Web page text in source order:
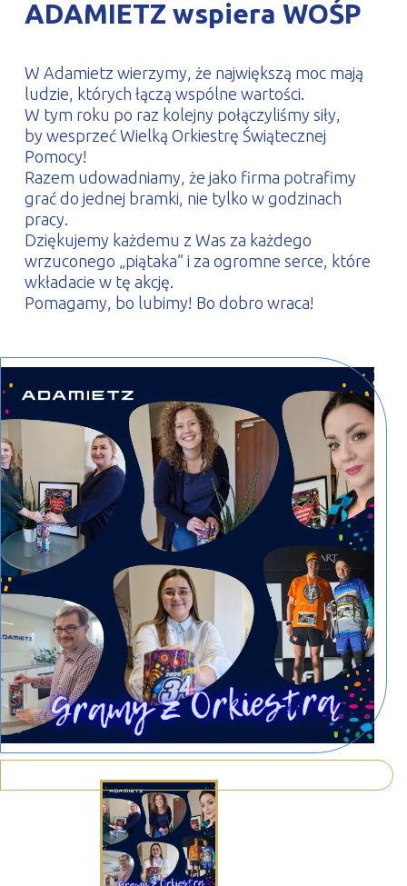
PROFILAR – profile zimnogięte
DE
ADAMIETZ wspiera WOŚP
W Adamietz wierzymy, że największą moc mają
ludzie, których łączą wspólne wartości.
W tym roku po raz kolejny połączyliśmy siły,
by wesprzeć Wielką Orkiestrę Świątecznej
Pomocy!
Razem udowadniamy, że jako firma potrafimy
grać do jednej bramki, nie tylko w godzinach
pracy.
Dziękujemy każdemu z Was za każdego
wrzuconego „piątaka” i za ogromne serce, które
wkładacie w tę akcję.
Pomagamy, bo lubimy! Bo dobro wraca!